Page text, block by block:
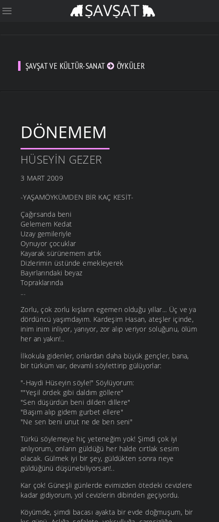
ŞAVŞAT VE KÜLTÜR-SANAT ÖYKÜLER
DÖNEMEM
HÜSEYIN GEZER
3 MART 2009
-YAŞAMÖYKÜMDEN BİR KAÇ KESİT-
Çağırsanda beni
Gelemem Kedat
Uzay gemileriyle
Oynuyor çocuklar
Kayarak sürünemem artık
Dizlerimin üstünde emekleyerek
Bayırlarındaki beyaz
Topraklarında
...
Zorlu, çok zorlu kışların egemen olduğu yıllar... Üç ve ya
dördüncü yaşımdayım. Kardeşim Hasan, ateşler içinde,
inim inim inliyor, yanıyor, zor alıp veriyor soluğunu, ölüm
her an yakın!..
İlkokula gidenler, onlardan daha büyük gençler, bana,
bir türküm var, devamlı söylettirip gülüyorlar:
"-Haydi Hüseyin söyle!" Söylüyorum:
""Yeşil ördek gibi daldım göllere"
"Sen düşürdün beni dilden dillere"
"Başım alıp gidem gurbet ellere"
"Ne sen beni unut ne de ben seni"
Türkü söylemeye hiç yeteneğim yok! Şimdi çok iyi
anlıyorum, onların güldüğü her halde cırtlak sesim
olacak. Gülmek iyi bir şey, güldükten sonra neye
güldüğünü düşünebiliyorsan!..
Kar çok! Güneşli günlerde evimizden ötedeki cevizlere
kadar gidiyorum, yol cevizlerin dibinden geçiyordu.
Köyümde, şimdi bacası ayakta bir evde doğmuşum, bir